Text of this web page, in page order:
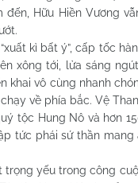
Hữu Hiền Vương
kì bất ý”, cấp tốc
xông tới, lửa sáng
khai vô cùng nhanh
về phía bắc. Vệ
Hung Nô và hơn
tức phái sứ thần
trọng yếu trong công